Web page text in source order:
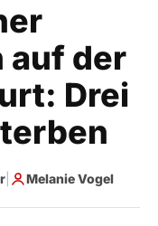
auf der
Drei
Melanie Vogel